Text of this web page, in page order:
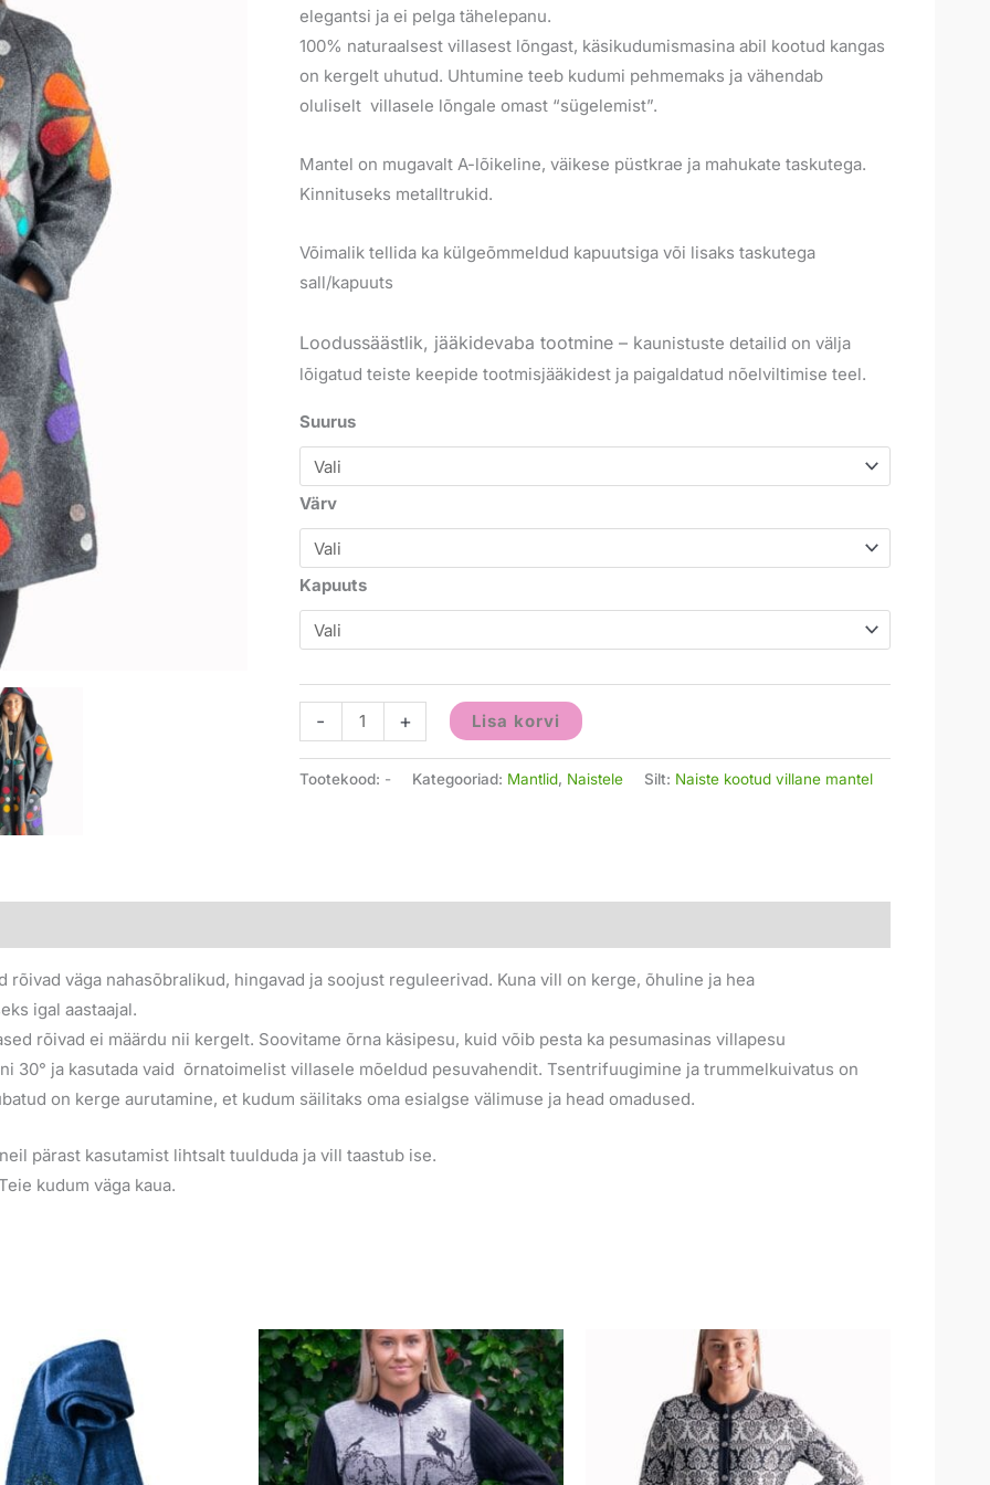
elegantsi ja ei pelga tähelepanu.
100% naturaalsest villasest lõngast, käsikudumismasina abil kootud kangas
on kergelt uhutud. Uhtumine teeb kudumi pehmemaks ja vähendab
oluliselt villasele lõngale omast “sügelemist”.
Mantel on mugavalt A-lõikeline, väikese püstkrae ja mahukate taskutega.
Kinnituseks metalltrukid.
Võimalik tellida ka külgeõmmeldud kapuutsiga või lisaks taskutega
sall/kapuuts
Loodussäästlik, jääkidevaba tootmine – kaunistuste detailid on välja
lõigatud teiste keepide tootmisjääkidest ja paigaldatud nõelviltimise teel.
Suurus
Värv
Kapuuts
- + Lisa korvi
Tootekood: - Kategooriad: Mantlid, Naistele Silt: Naiste kootud villane mantel
väga nahasõbralikud, hingavad ja soojust reguleerivad. Kuna vill on kerge, õhuline ja hea
igal aastaajal.
rõivad ei määrdu nii kergelt. Soovitame õrna käsipesu, kuid võib pesta ka pesumasinas villapesu
30° ja kasutada vaid õrnatoimelist villasele mõeldud pesuvahendit. Tsentrifuugimine ja trummelkuivatus on
on kerge aurutamine, et kudum säilitaks oma esialgse välimuse ja head omadused.
pärast kasutamist lihtsalt tuulduda ja vill taastub ise.
kudum väga kaua.